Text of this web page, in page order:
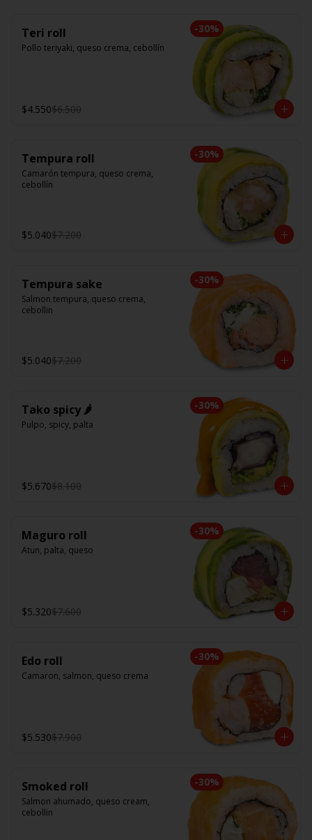
-30%
Teri roll
Pollo teriyaki, queso crema, cebollín
$4.550$6.500
-30%
Tempura roll
Camarón tempura, queso crema,
cebollín
$5.040$7.200
-30%
Tempura sake
Salmon tempura, queso crema,
cebollin
$5.040$7.200
-30%
Tako spicy 🌶️
Pulpo, spicy, palta
$5.670$8.100
-30%
Maguro roll
Atun, palta, queso
$5.320$7.600
-30%
Edo roll
Camaron, salmon, queso crema
$5.530$7.900
-30%
Smoked roll
Salmon ahumado, queso cream,
cebollin